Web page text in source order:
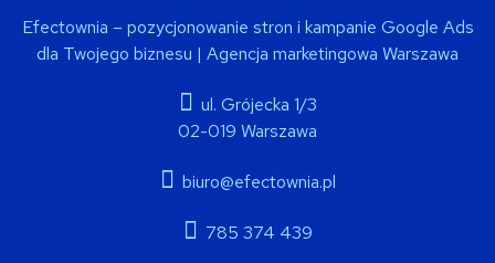
Efectownia – pozycjonowanie stron i kampanie Google Ads
dla Twojego biznesu | Agencja marketingowa Warszawa
ul. Grójecka 1/3
02-019 Warszawa
biuro@efectownia.pl
785 374 439